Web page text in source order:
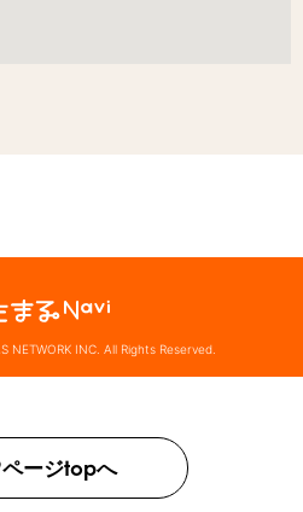
NETWORK INC. All Rights Reserved.
ページtopへ